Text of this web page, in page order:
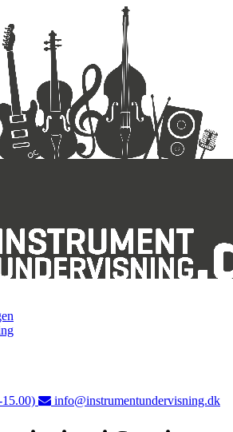
info@instrumentundervisning.dk